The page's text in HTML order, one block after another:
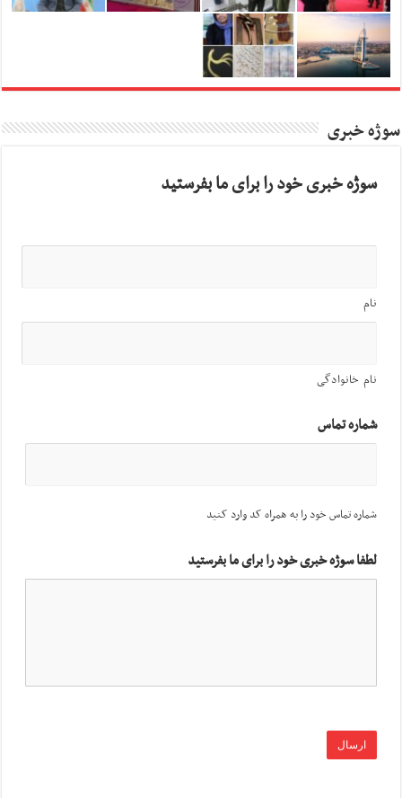
سوژه خبری
سوژه خبری خود را برای ما بفرستید
نام
نام خانوادگی
شماره تماس
شماره تماس خود را به همراه کد وارد کنید
لطفا سوژه خبری خود را برای ما بفرستید